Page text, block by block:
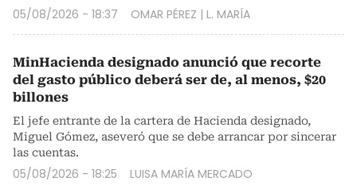
05/08/2026 - 18:37 OMAR PÉREZ | L. MARÍA
MinHacienda designado anunció que recorte
del gasto público deberá ser de, al menos, $20
billones
El jefe entrante de la cartera de Hacienda designado,
Miguel Gómez, aseveró que se debe arrancar por sincerar
las cuentas.
05/08/2026 - 18:25 LUISA MARÍA MERCADO